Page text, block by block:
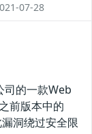
07-28
的一款Web
前版本中的
洞绕过安全限